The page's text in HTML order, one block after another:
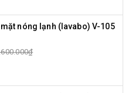
nóng lạnh (lavabo) V-105